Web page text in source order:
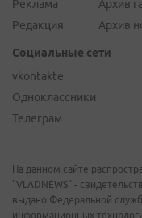
Реклама
Редакция
Архив
Архив
Социальные сети
vkontakte
Одноклассники
Телеграм
На данном сайте
"VLADNEWS" -
выдано Федеральной
информационных